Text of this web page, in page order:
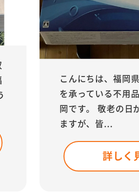
こんにちは、福岡
を承っている不用
岡です。 敬老の日
ますが、皆...
詳しく